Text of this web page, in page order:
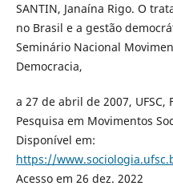
SANTIN, Janaína Rigo. O
no Brasil e a gestão
Seminário Nacional
Democracia,
a 27 de abril de 2007,
Pesquisa em Movimentos
Disponível em:
https://
Acesso em 26 dez. 2022